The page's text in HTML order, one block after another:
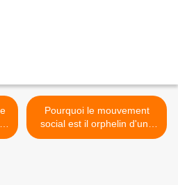
Pourquoi le mouvement
social est il orphelin d'une
voix politique à gauche? >